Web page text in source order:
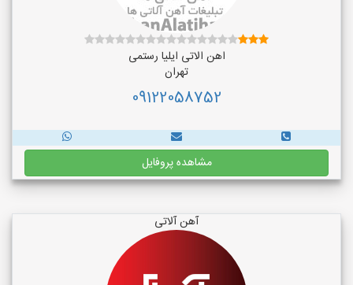
اهن الاتی ایلیا رستمی
تهران
09122058752
مشاهده پروفایل
آهن آلاتی